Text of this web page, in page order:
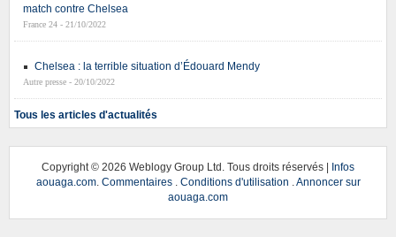
match contre Chelsea
France 24 - 21/10/2022
Chelsea : la terrible situation d’Édouard Mendy
Autre presse - 20/10/2022
Tous les articles d'actualités
Copyright © 2026 Weblogy Group Ltd. Tous droits réservés |
Infos
aouaga.com. Commentaires. Conditions d'utilisation .Annoncer sur
aouaga.com